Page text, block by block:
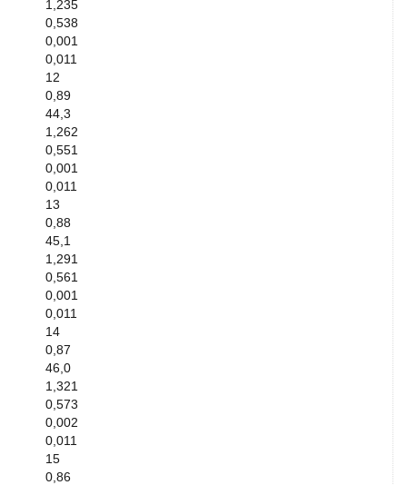
1,235
0,538
0,001
0,011
12
0,89
44,3
1,262
0,551
0,001
0,011
13
0,88
45,1
1,291
0,561
0,001
0,011
14
0,87
46,0
1,321
0,573
0,002
0,011
15
0,86